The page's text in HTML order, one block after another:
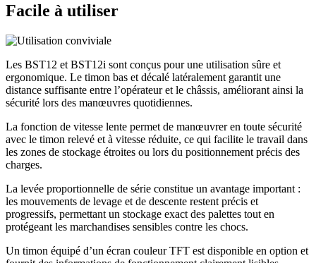
Facile à utiliser
Les BST12 et BST12i sont conçus pour une utilisation sûre et
ergonomique. Le timon bas et décalé latéralement garantit une
distance suffisante entre l’opérateur et le châssis, améliorant ainsi la
sécurité lors des manœuvres quotidiennes.
La fonction de vitesse lente permet de manœuvrer en toute sécurité
avec le timon relevé et à vitesse réduite, ce qui facilite le travail dans
les zones de stockage étroites ou lors du positionnement précis des
charges.
La levée proportionnelle de série constitue un avantage important :
les mouvements de levage et de descente restent précis et
progressifs, permettant un stockage exact des palettes tout en
protégeant les marchandises sensibles contre les chocs.
Un timon équipé d’un écran couleur TFT est disponible en option et